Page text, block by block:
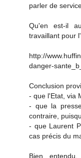
parler de
Qu'en est-il
travaillant pour
http://
danger-
Conclusion
- que l'Etat, via
- que la
contraire,
- que Laurent
cas précis du
Bien